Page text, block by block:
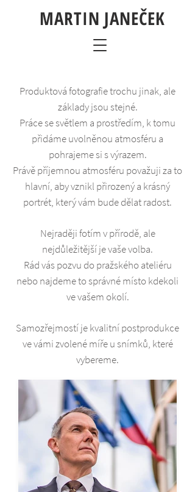
MARTIN JANEČEK
Produktová fotografie trochu jinak, ale
základy jsou stejné.
Práce se světlem a prostředím, k tomu
přidáme uvolněnou atmosféru a
pohrajeme si s výrazem.
Právě příjemnou atmosféru považuji za to
hlavní, aby vznikl přirozený a krásný
portrét, který vám bude dělat radost.
Nejraději fotím v přírodě, ale
nejdůležitější je vaše volba.
Rád vás pozvu do pražského ateliéru
nebo najdeme to správné místo kdekoli
ve vašem okolí.
Samozřejmostí je kvalitní postprodukce
ve vámi zvolené míře u snímků, které
vybereme.